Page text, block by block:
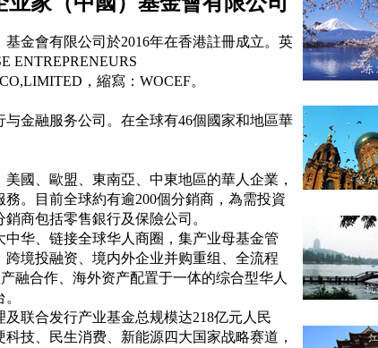
金會有限公司於2016年在香港註冊成立。英
ENTREPRENEURS
，縮寫：WOCEF。
与金融服务公司。在全球有46個國家和地區華
國、歐盟、東南亞、中東地區的華人企業，
。目前全球約有逾200個分銷商，為需投資
商包括零售銀行及保險公司。
华、链接全球华人商圈，集产业母基金管
境投融资、境内外企业并购重组、全流程
融合作、海外资产配置于一体的综合型华人
及联合发行产业基金总规模达218亿元人民
技、民生消费、新能源四大国家战略赛道，